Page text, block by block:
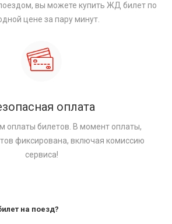
вы можете купить ЖД билет по
цене за пару минут.
оплата
оплаты билетов. В момент оплаты,
фиксирована, включая комиссию
сервиса!
на поезд?